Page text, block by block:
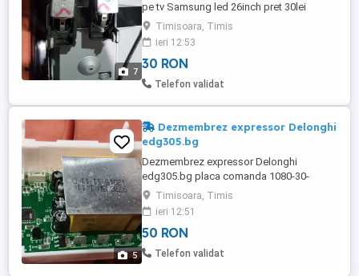
7
pe tv Samsung led 26inch pret 30lei
Timisoara, Timis
ieri 12:53
30 RON
Telefon validat
5
Dezmembrez expressor Delonghi
edg305.bg
Dezmembrez expressor Delonghi
edg305.bg placa comanda 1080-30-
minime-mbo-3-6-1 pret 40lei rezistenta
incalzire pret 30lei cablu alimentare cu
sigurante termice pret 15lei capac pastila
pret 10lei recipient apa pret 10lei pompa
apa ceme-ulka model ep5gw 48w pret
Timisoara, Timis
ieri 12:51
50 RON
Telefon validat